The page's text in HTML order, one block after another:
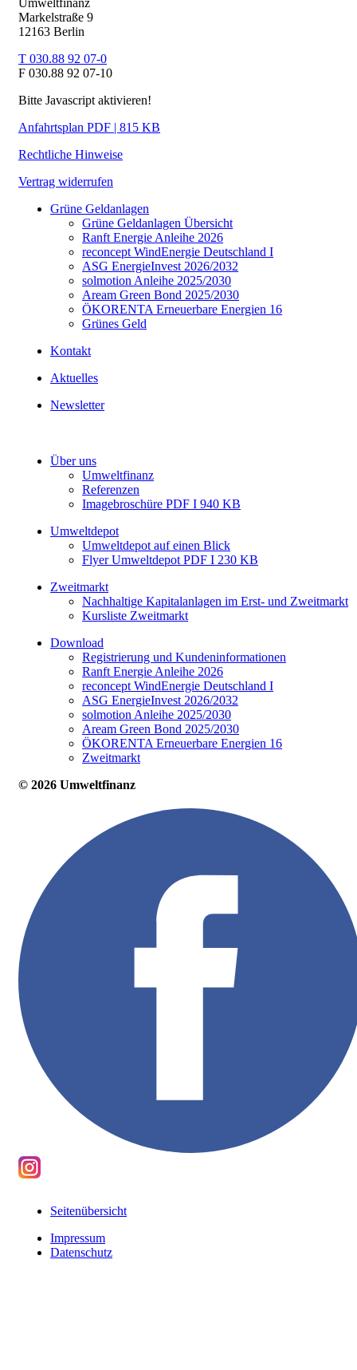
Markelstraße 9
12163 Berlin
T 030.88 92 07-0
F 030.88 92 07-10
Bitte Javascript aktivieren!
Anfahrtsplan PDF | 815 KB
Rechtliche Hinweise
Vertrag widerrufen
Grüne Geldanlagen
Grüne Geldanlagen Übersicht
Ranft Energie Anleihe 2026
reconcept WindEnergie Deutschland I
ASG EnergieInvest 2026/2032
solmotion Anleihe 2025/2030
Aream Green Bond 2025/2030
ÖKORENTA Erneuerbare Energien 16
Grünes Geld
Kontakt
Aktuelles
Newsletter
Über uns
Umweltfinanz
Referenzen
Imagebroschüre PDF I 940 KB
Umweltdepot
Umweltdepot auf einen Blick
Flyer Umweltdepot PDF I 230 KB
Zweitmarkt
Nachhaltige Kapitalanlagen im Erst- und Zweitmarkt
Kursliste Zweitmarkt
Download
Registrierung und Kundeninformationen
Ranft Energie Anleihe 2026
reconcept WindEnergie Deutschland I
ASG EnergieInvest 2026/2032
solmotion Anleihe 2025/2030
Aream Green Bond 2025/2030
ÖKORENTA Erneuerbare Energien 16
Zweitmarkt
© 2026 Umweltfinanz
Seitenübersicht
Impressum
Datenschutz